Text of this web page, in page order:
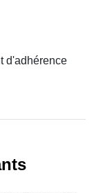
d'adhérence